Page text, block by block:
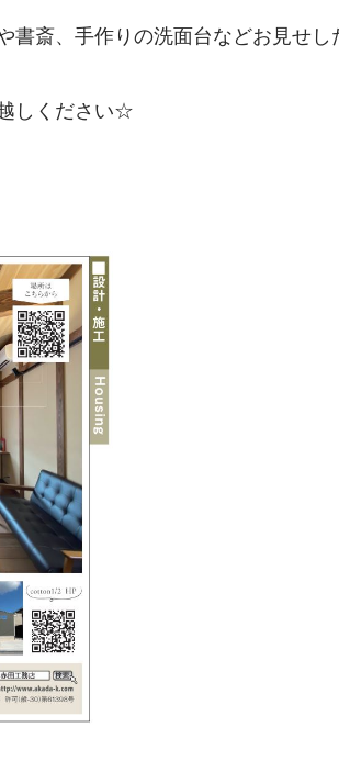
書斎、手作りの洗面台などお見せ
しください☆